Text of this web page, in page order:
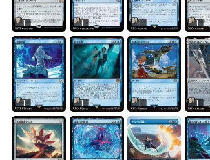
1 1 1 1
1 1 1 1